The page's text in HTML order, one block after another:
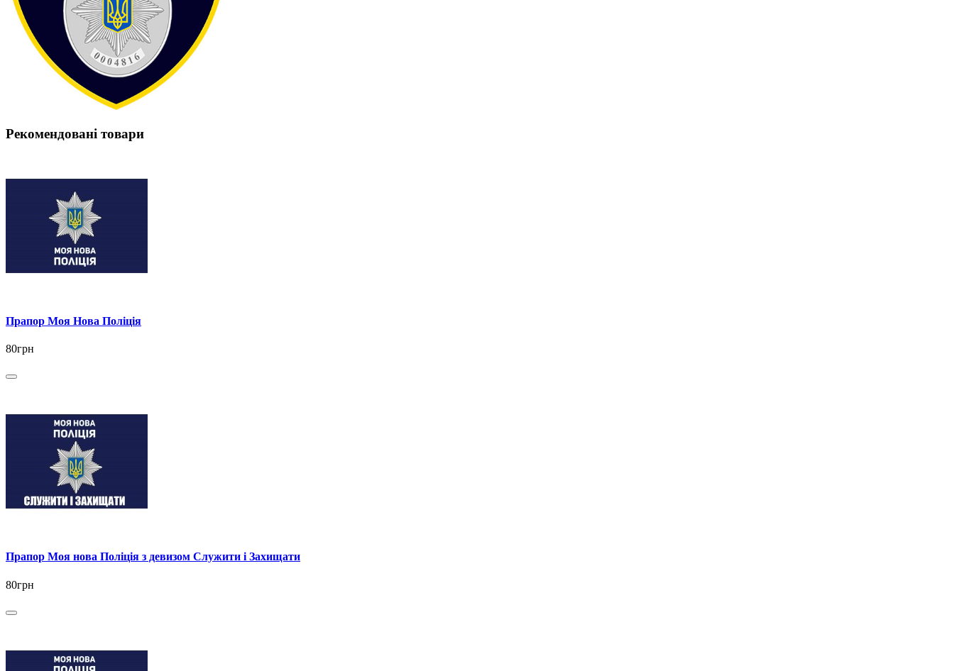
Рекомендовані товари
Прапор Моя Нова Поліція
80грн
Прапор Моя нова Поліція з девизом Служити і Захищати
80грн